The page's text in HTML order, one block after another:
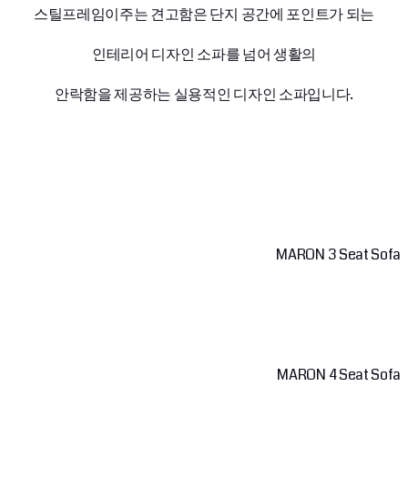
스틸프레임이주는 견고함은 단지 공간에 포인트가 되는
인테리어 디자인 소파를 넘어 생활의
안락함을 제공하는 실용적인 디자인 소파입니다.
MARON 3 Seat Sofa
MARON 4 Seat Sofa